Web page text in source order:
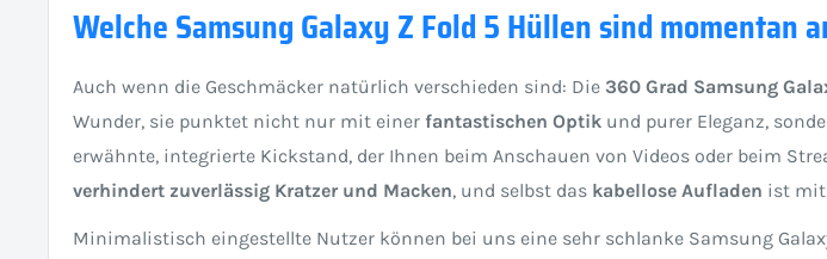
Welche Samsung Galaxy Z Fold 5 Hüllen sind momentan
Auch wenn die Geschmäcker natürlich verschieden sind: Die 360 Grad Samsung
Wunder, sie punktet nicht nur mit einer fantastischen Optik und purer Eleganz,
erwähnte, integrierte Kickstand, der Ihnen beim Anschauen von Videos oder beim
verhindert zuverlässig Kratzer und Macken, und selbst das kabellose Aufladen ist mit
Minimalistisch eingestellte Nutzer können bei uns eine sehr schlanke Samsung